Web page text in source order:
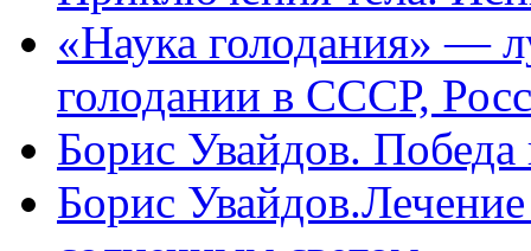
«Наука голодания» —
голодании в СССР,
Борис Увайдов.
Борис